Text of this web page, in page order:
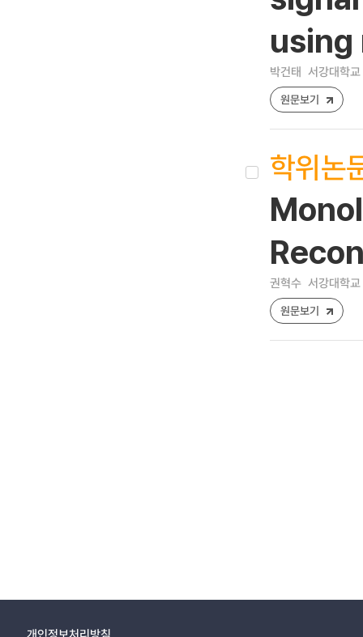
using
박건태 서강대학
원문보기
학위논
권혁수 서강대학
원문보기
개인정보처리방침